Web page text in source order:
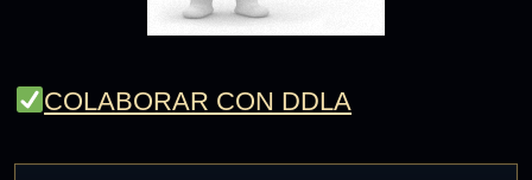
COLABORAR CON DDLA